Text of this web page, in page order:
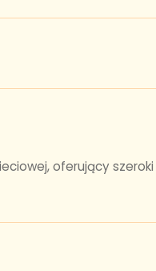
oferujący